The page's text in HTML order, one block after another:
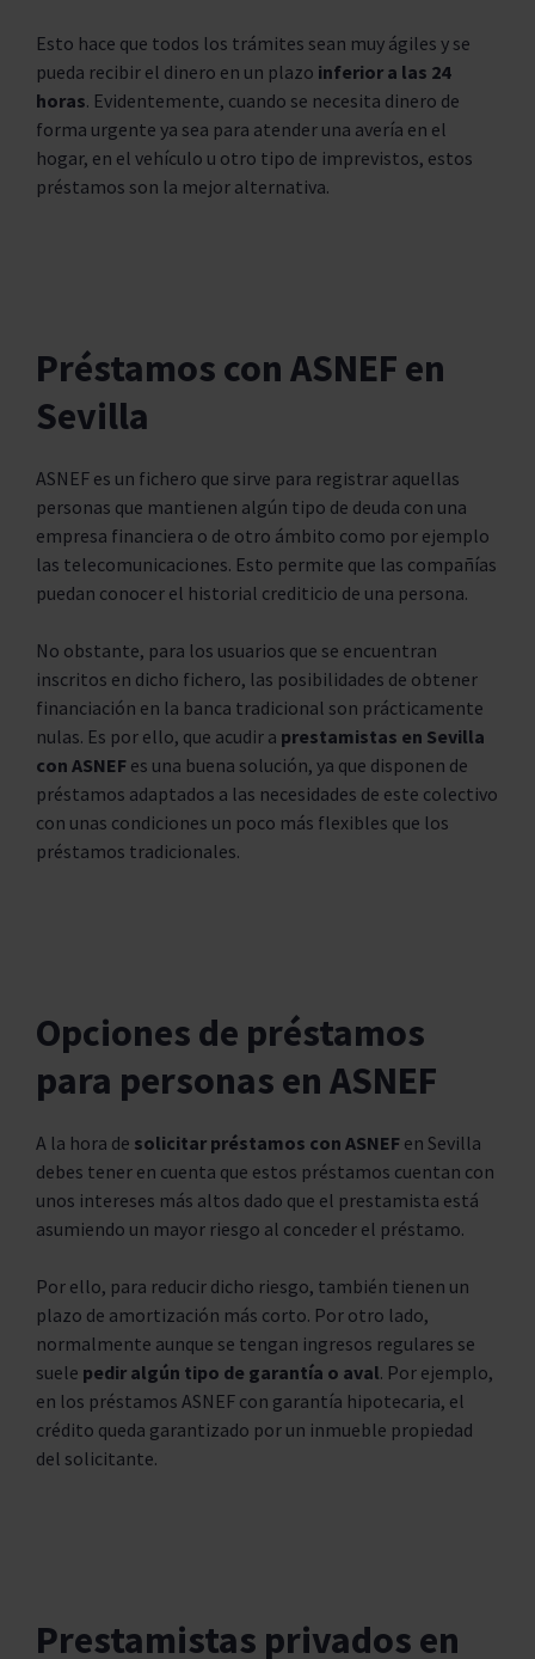
Esto hace que todos los trámites sean muy ágiles y se
pueda recibir el dinero en un plazo inferior a las 24
horas. Evidentemente, cuando se necesita dinero de
forma urgente ya sea para atender una avería en el
hogar, en el vehículo u otro tipo de imprevistos, estos
préstamos son la mejor alternativa.
Préstamos con ASNEF en
Sevilla
ASNEF es un fichero que sirve para registrar aquellas
personas que mantienen algún tipo de deuda con una
empresa financiera o de otro ámbito como por ejemplo
las telecomunicaciones. Esto permite que las compañías
puedan conocer el historial crediticio de una persona.
No obstante, para los usuarios que se encuentran
inscritos en dicho fichero, las posibilidades de obtener
financiación en la banca tradicional son prácticamente
nulas. Es por ello, que acudir a prestamistas en Sevilla
con ASNEF es una buena solución, ya que disponen de
préstamos adaptados a las necesidades de este colectivo
con unas condiciones un poco más flexibles que los
préstamos tradicionales.
Opciones de préstamos
para personas en ASNEF
A la hora de solicitar préstamos con ASNEF en Sevilla
debes tener en cuenta que estos préstamos cuentan con
unos intereses más altos dado que el prestamista está
asumiendo un mayor riesgo al conceder el préstamo.
Por ello, para reducir dicho riesgo, también tienen un
plazo de amortización más corto. Por otro lado,
normalmente aunque se tengan ingresos regulares se
suele pedir algún tipo de garantía o aval. Por ejemplo,
en los préstamos ASNEF con garantía hipotecaria, el
crédito queda garantizado por un inmueble propiedad
del solicitante.
Prestamistas privados en